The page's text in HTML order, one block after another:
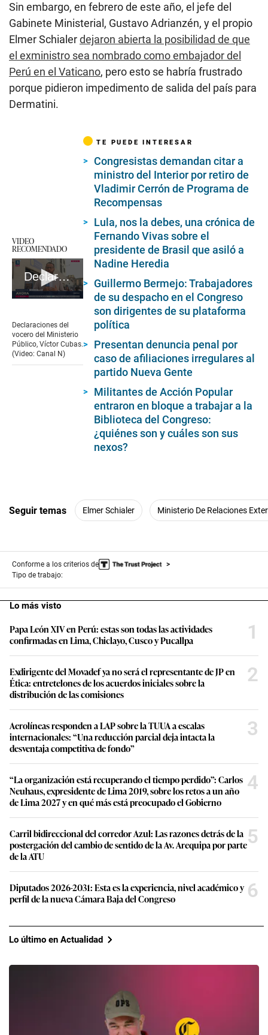
Sin embargo, en febrero de este año, el jefe del
Gabinete Ministerial, Gustavo Adrianzén, y el propio
Elmer Schialerdejaron abierta la posibilidad de que
el exministro sea nombrado como embajador del
Perú en el Vaticano, pero esto se habría frustrado
porque pidieron impedimento de salida del país para
Dermatini.
VIDEO
RECOMENDADO
Declaraciones del vocero del Ministerio Público, Víctor Cubas
of
2
minutes,
27
seconds
Declaraciones del
vocero del Ministerio
Público, Víctor Cubas.
(Video: Canal N)
TE PUEDE INTERESAR
Congresistas demandan citar a
ministro del Interior por retiro de
Vladimir Cerrón de Programa de
Recompensas
Lula, nos la debes, una crónica de
Fernando Vivas sobre el
presidente de Brasil que asiló a
Nadine Heredia
Guillermo Bermejo: Trabajadores
de su despacho en el Congreso
son dirigentes de su plataforma
política
Presentan denuncia penal por
caso de afiliaciones irregulares al
partido Nueva Gente
Militantes de Acción Popular
entraron en bloque a trabajar a la
Biblioteca del Congreso:
¿quiénes son y cuáles son sus
nexos?
Seguir temas Elmer Schialer Ministerio De Relaciones
Conforme a los criterios de
Tipo de trabajo:
Lo más visto
Papa León XIV en Perú: estas son todas las actividades
confirmadas en Lima, Chiclayo, Cusco y Pucallpa
1
Exdirigente del Movadef ya no será el representante de JP en
Ética: entretelones de los acuerdos iniciales sobre la
distribución de las comisiones
2
Aerolíneas responden a LAP sobre la TUUA a escalas
internacionales: “Una reducción parcial deja intacta la
desventaja competitiva de fondo”
3
“La organización está recuperando el tiempo perdido”: Carlos
Neuhaus, expresidente de Lima 2019, sobre los retos a un año
de Lima 2027 y en qué más está preocupado el Gobierno
4
Carril bidireccional del corredor Azul: Las razones detrás de la
postergación del cambio de sentido de la Av. Arequipa por parte
de la ATU
5
Diputados 2026-2031: Esta es la experiencia, nivel académico y
perfil de la nueva Cámara Baja del Congreso
6
Lo último en Actualidad